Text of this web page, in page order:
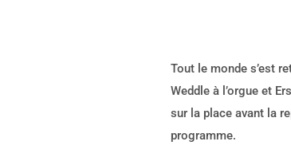
Tout le monde s’est
Weddle à l’orgue et
sur la place avant la
programme.